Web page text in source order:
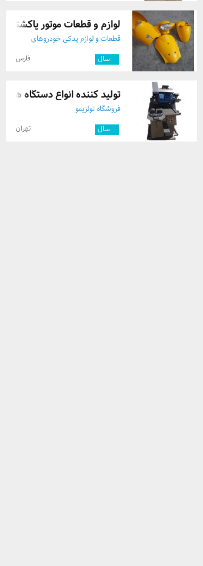
لوازم و قطعات موتور پاکشتی
قطعات و لوازم یدکی خودروهای
سال فارس
تولید کننده انواع دستگاه های
فروشگاه تولزیمو
سال تهران